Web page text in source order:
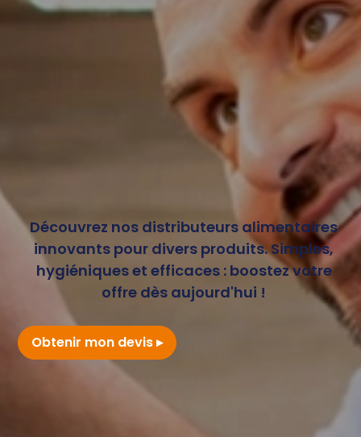
Découvrez nos distributeurs alimentaires
innovants pour divers produits. Simples,
hygiéniques et efficaces : boostez votre
offre dès aujourd'hui !
Obtenir mon devis